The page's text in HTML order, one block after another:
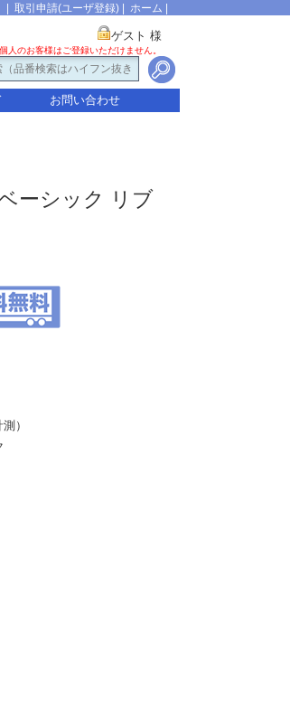
取引申請(ユーザ登録) ホーム
ゲスト 様
人のお客様はご登録いただけません。
お問い合わせ
ーシック リブ
）